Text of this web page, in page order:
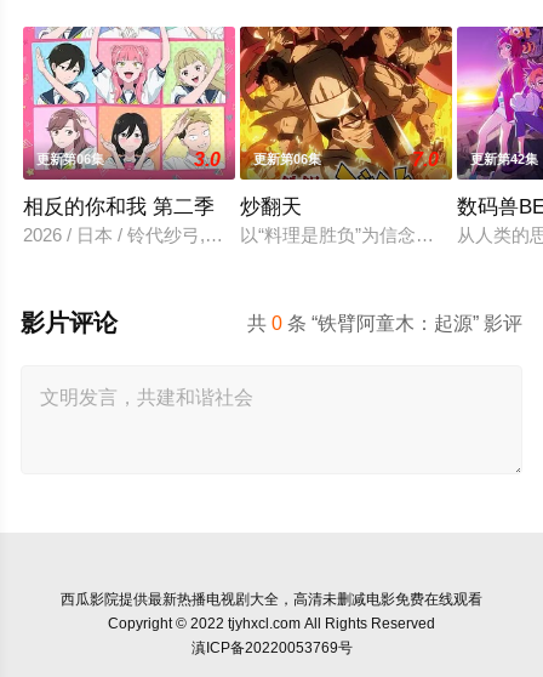
更新第06集 3.0
相反的你和我 第二季
2026 / 日本 / 铃代纱弓,坂田将吾,谷口梦奈,平林瑚夏,岩田安吉,岛
更新第06集 7.0
炒翻天
以“料理是胜负”为信念、“中国菜霸
更新第42集
数码兽
从人类的
共0 条 “铁臂阿童木：起源” 影评
影片评论
西瓜影院提供最新热播电视剧大全，高清未删减电影免费在线观看
Copyright © 2022 tjyhxcl.com All Rights Reserved
滇ICP备20220053769号